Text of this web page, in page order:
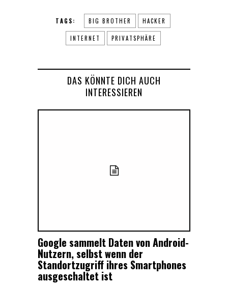
TAGS: BIG BROTHER HACKER
INTERNET PRIVATSPHÄRE
DAS KÖNNTE DICH AUCH
INTERESSIEREN
Google sammelt Daten von Android-
Nutzern, selbst wenn der
Standortzugriff ihres Smartphones
ausgeschaltet ist